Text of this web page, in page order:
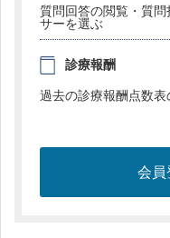
質問回答の閲覧・質
サーを選ぶ
診療報酬
過去の診療報酬点数表
会員